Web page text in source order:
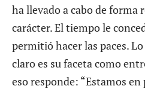
ha llevado a cabo de forma
carácter. El tiempo le
permitió hacer las paces.
claro es su faceta como
eso responde: “Estamos en